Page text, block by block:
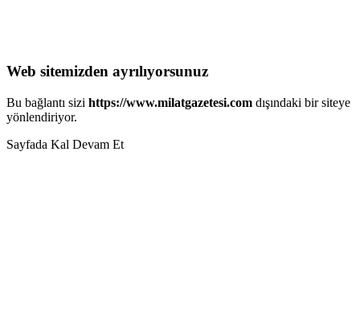
Web sitemizden ayrılıyorsunuz
Bu bağlantı sizi https://www.milatgazetesi.com dışındaki bir siteye
yönlendiriyor.
Sayfada Kal Devam Et